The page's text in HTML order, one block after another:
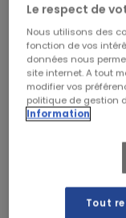
BOLLE SAFETY
Lunettes de
Le respect de
Nous utilisons des
fonction de vos
données nous
site internet. A tout
modifier vos
politique de gestion
Information
Tout